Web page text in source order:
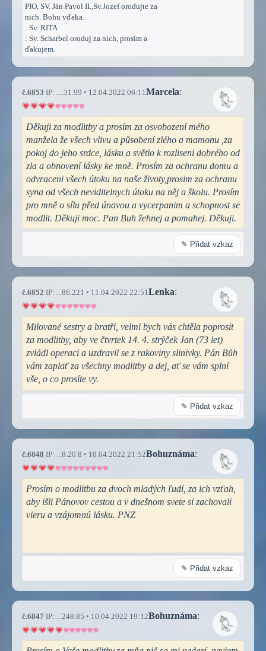
PIO, SV. Ján Pavol II.,Sv.Jozef orodujte za
nich. Bohu vďaka.
: Sv. RITA
: Sv. Scharbel oroduj za nich, prosím a
ďakujem.
č.6853 IP: ....31.99 • 12.04.2022 06:11 Marcela:
Děkuji za modlitby a prosím za osvobození mého
manžela že všech vlivu a působení zlého a mamonu ,za
pokoj do jeho srdce, lásku a světlo k rozliseni dobrého od
zla a obnovení lásky ke mně. Prosím za ochranu domu a
odvraceni všech útoku na naše životy,prosim za ochranu
syna od všech neviditelnych útoku na něj a školu. Prosím
pro mně o sílu před únavou a vycerpanim a schopnost se
modlit. Děkuji moc. Pan Buh žehnej a pomahej. Děkuji.
✎ Přidat vzkaz
č.6852 IP: ...86.221 • 11.04.2022 22:51 Lenka:
Milované sestry a bratři, velmi bych vás chtěla poprosit
za modlitby, aby ve čtvrtek 14. 4. strýček Jan (73 let)
zvládl operaci a uzdravil se z rakoviny slinivky. Pán Bůh
vám zaplať za všechny modlitby a dej, ať se vám splní
vše, o co prosíte vy.
✎ Přidat vzkaz
č.6848 IP: ...8.20.8 • 10.04.2022 21:52Bohuznáma:
Prosím o modlitbu za dvoch mladých ľudí, za ich vzťah,
aby išli Pánovov cestou a v dnešnom svete si zachovali
vieru a vzájomnú lásku. PNZ
✎ Přidat vzkaz
č.6847 IP: ...248.85 • 10.04.2022 19:12Bohuznáma: